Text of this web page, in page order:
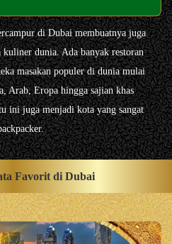
di Dubai membuatnya juga
kuliner dunia. Ada banyak restoran
masakan populer di dunia mulai
Arab, Eropa hingga sajian khas
ini juga menjadi kota yang sangat
Favorit di Dubai